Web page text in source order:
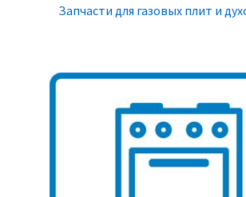
Запчасти для газовых плит и